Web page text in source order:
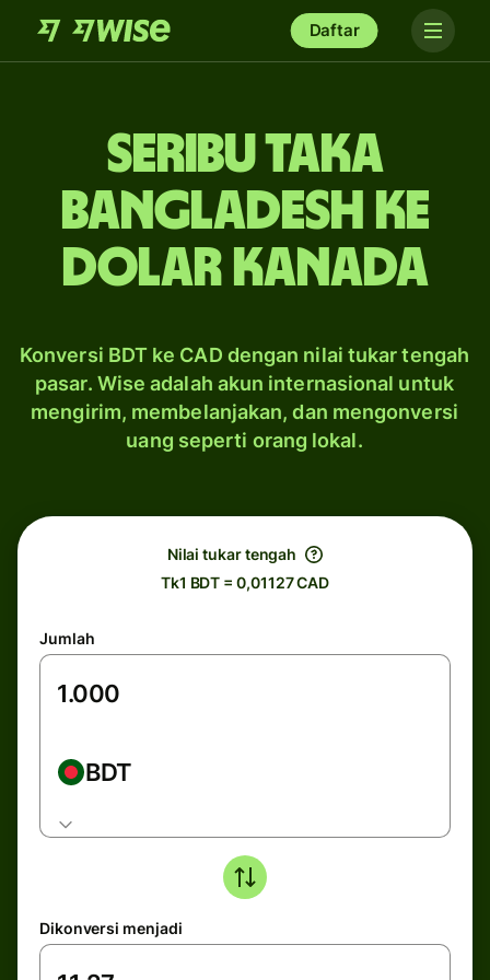
Daftar
seribu taka
Bangladesh ke
dolar Kanada
Konversi BDT ke CAD dengan nilai tukar tengah
pasar. Wise adalah akun internasional untuk
mengirim, membelanjakan, dan mengonversi
uang seperti orang lokal.
Nilai tukar tengah
Tk1 BDT = 0,01127 CAD
Jumlah
BDT
Dikonversi menjadi